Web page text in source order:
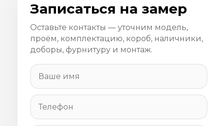
Записаться на замер
Оставьте контакты — уточним модель,
проём, комплектацию, короб, наличники,
доборы, фурнитуру и монтаж.